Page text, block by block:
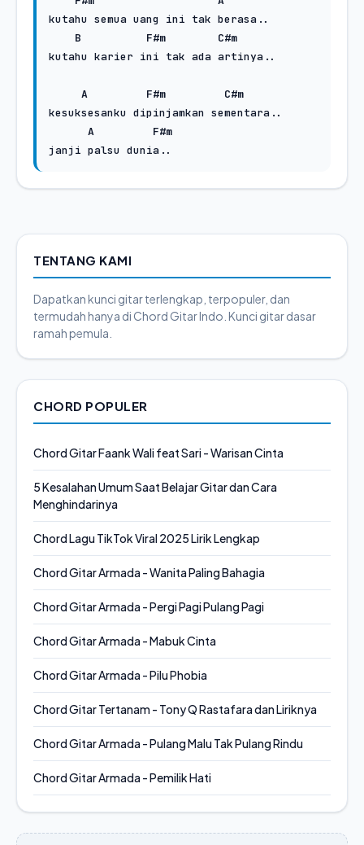
kutahu semua uang ini tak berasa..
B
F#m
C#m
kutahu karier ini tak ada artinya..
A F#m
C#m
kesuksesanku dipinjamkan sementara..
A
F#m
TENTANG KAMI
Dapatkan kunci gitar terlengkap, terpopuler, dan
termudah hanya di Chord Gitar Indo. Kunci gitar dasar
ramah pemula.
CHORD POPULER
Chord Gitar Faank Wali feat Sari - Warisan Cinta
5 Kesalahan Umum Saat Belajar Gitar dan Cara
Menghindarinya
Chord Lagu TikTok Viral 2025 Lirik Lengkap
Chord Gitar Armada - Wanita Paling Bahagia
Chord Gitar Armada - Pergi Pagi Pulang Pagi
Chord Gitar Armada - Mabuk Cinta
Chord Gitar Armada - Pilu Phobia
Chord Gitar Tertanam - Tony Q Rastafara dan Liriknya
Chord Gitar Armada - Pulang Malu Tak Pulang Rindu
Chord Gitar Armada - Pemilik Hati